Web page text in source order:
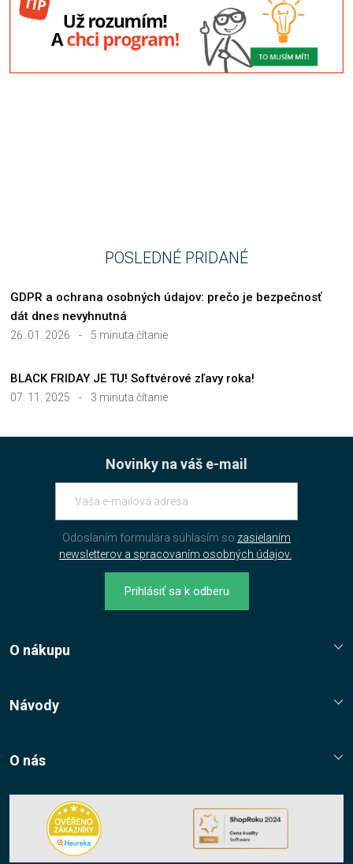
POSLEDNÉ PRIDANÉ
26. 01. 2026 - 5 minuta čítanie
GDPR a ochrana osobných údajov: prečo je bezpečnosť
dát dnes nevyhnutná
07. 11. 2025 - 3 minuta čítanie
BLACK FRIDAY JE TU! Softvérové zľavy roka!
Novinky na váš e-mail
Odoslaním formulára súhlasím so zasielaním
newsletterov a spracovaním osobných údajov.
Prihlásiť sa k odberu
O nákupu
Jak nakupovat?
Návody
O nás
Napište nám
Nákup multilicencí